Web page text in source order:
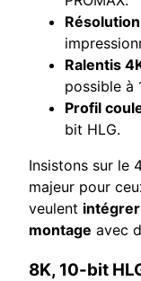
Ralentis
possible à
Profil
bit HLG.
Insistons sur le
majeur pour
veulent
montage avec
8K, 10-bit